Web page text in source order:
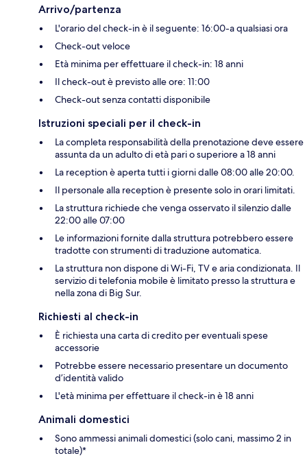
Arrivo/partenza
L'orario del check-in è il seguente: 16:00-a qualsiasi ora
Check-out veloce
Età minima per effettuare il check-in: 18 anni
Il check-out è previsto alle ore: 11:00
Check-out senza contatti disponibile
Istruzioni speciali per il check-in
La completa responsabilità della prenotazione deve essere
assunta da un adulto di età pari o superiore a 18 anni
La reception è aperta tutti i giorni dalle 08:00 alle 20:00.
Il personale alla reception è presente solo in orari limitati.
La struttura richiede che venga osservato il silenzio dalle
22:00 alle 07:00
Le informazioni fornite dalla struttura potrebbero essere
tradotte con strumenti di traduzione automatica.
La struttura non dispone di Wi-Fi, TV e aria condizionata. Il
servizio di telefonia mobile è limitato presso la struttura e
nella zona di Big Sur.
Richiesti al check-in
È richiesta una carta di credito per eventuali spese
accessorie
Potrebbe essere necessario presentare un documento
d’identità valido
L'età minima per effettuare il check-in è 18 anni
Animali domestici
Sono ammessi animali domestici (solo cani, massimo 2 in
totale)*